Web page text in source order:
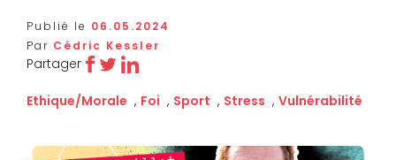
Publié le 06.05.2024
Par Cédric Kessler
Partager
Ethique/Morale , Foi , Sport , Stress , Vulnérabilité